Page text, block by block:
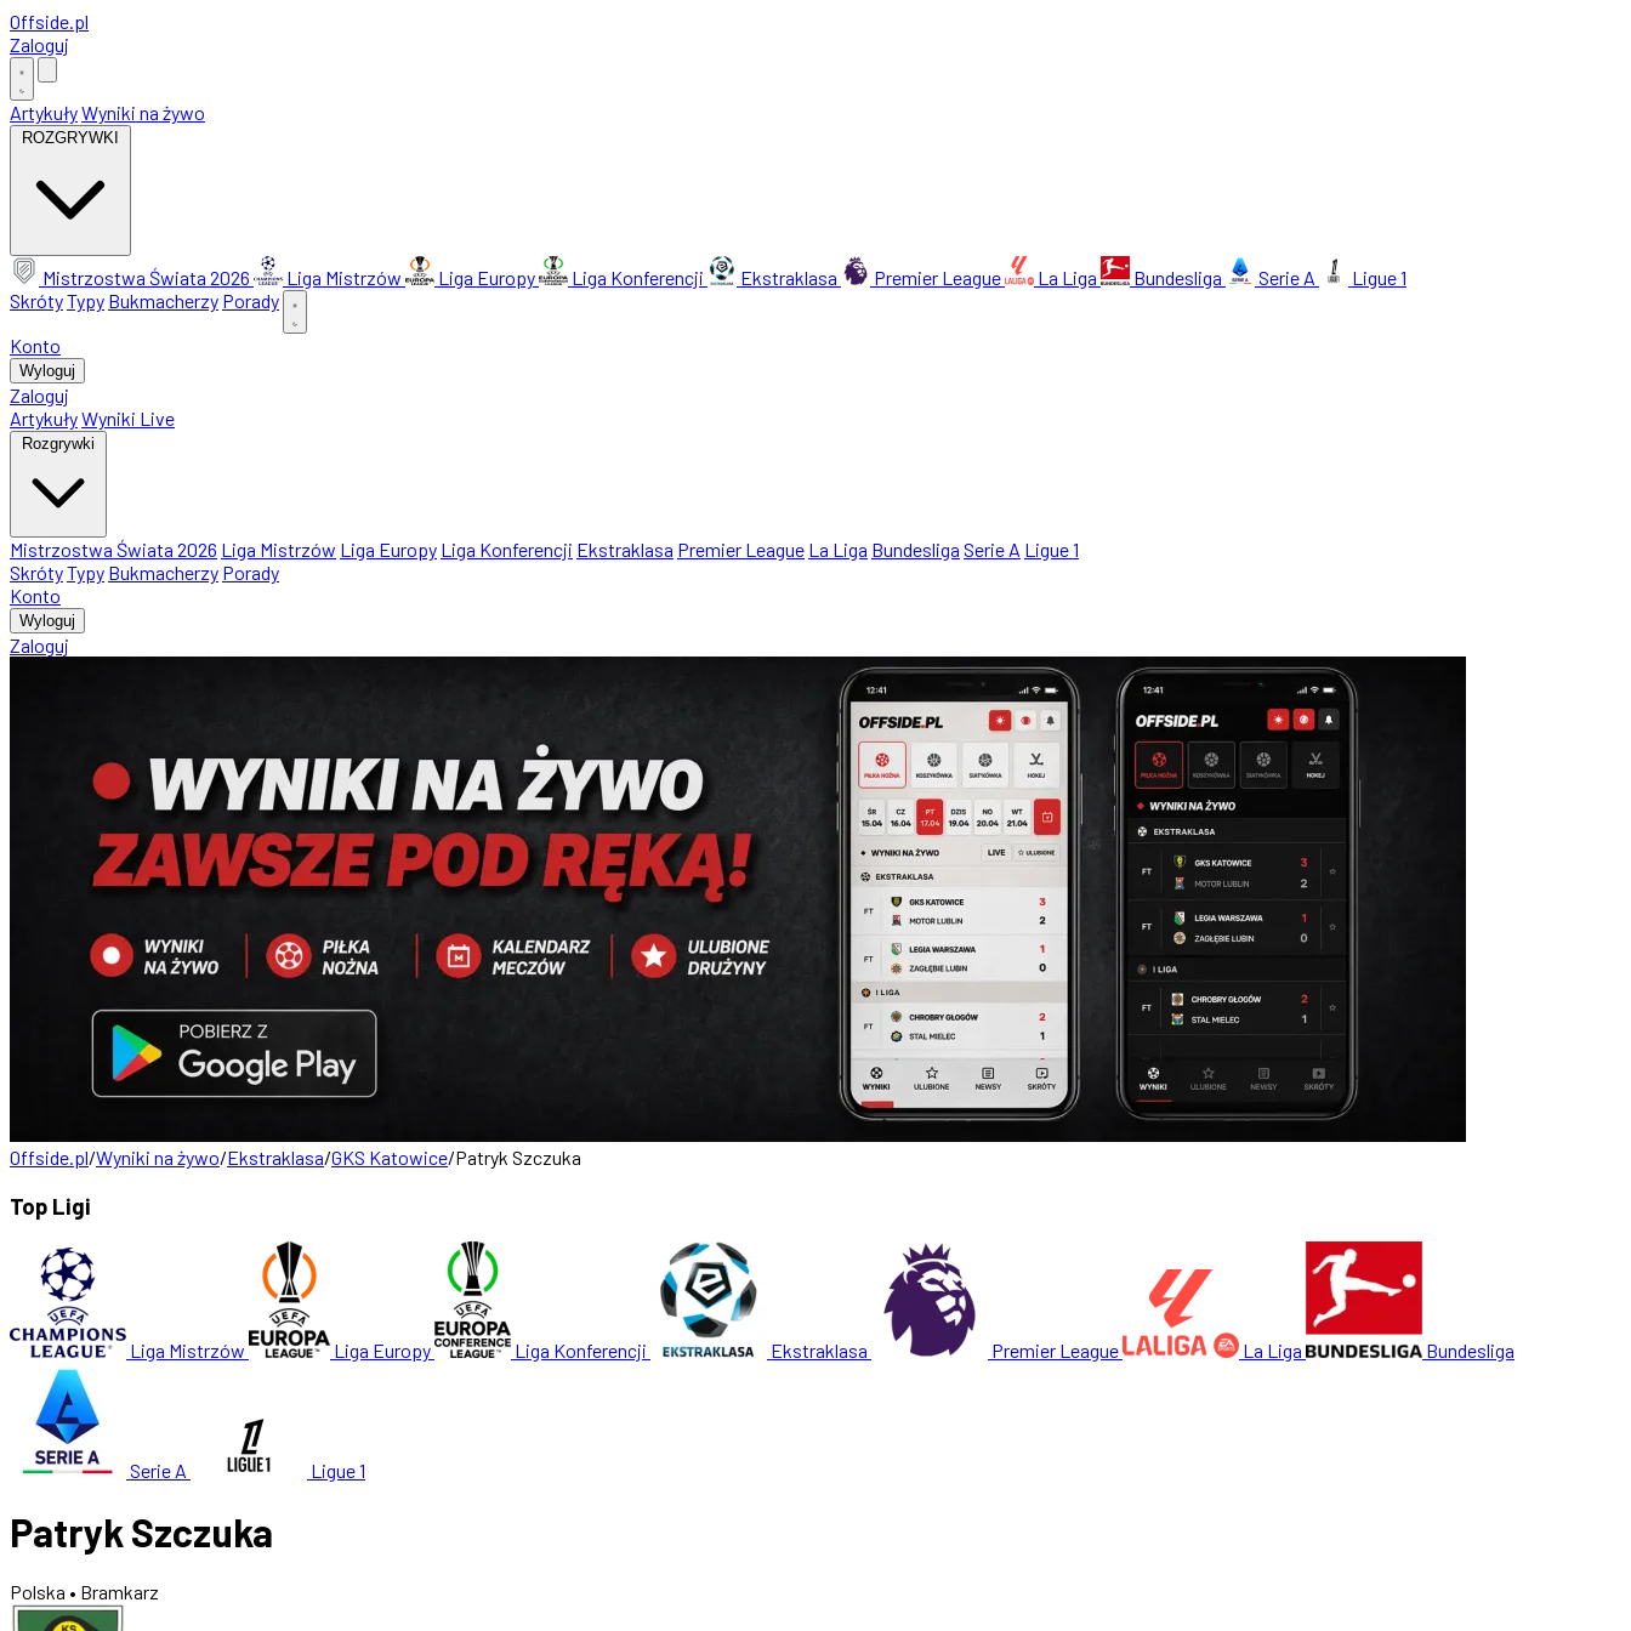
Offside.pl
Zaloguj
ArtykułyWyniki na żywo
ROZGRYWKI
Mistrzostwa Świata 2026 Liga Mistrzów Liga Europy Liga Konferencji Ekstraklasa Premier League La Liga Bundesliga Serie A
Ligue 1
SkrótyTypy Bukmacherzy Porady
Konto
Wyloguj
Zaloguj
ArtykułyWyniki Live
Rozgrywki
Mistrzostwa Świata 2026 Liga Mistrzów Liga Europy Liga Konferencji Ekstraklasa Premier League La Liga Bundesliga Serie A Ligue 1
SkrótyTypy Bukmacherzy Porady
Konto
Wyloguj
Zaloguj
Offside.pl/Wyniki na żywo/Ekstraklasa/GKS Katowice/Patryk Szczuka
Top Ligi
Liga Mistrzów Liga Europy Liga Konferencji Ekstraklasa Premier League La Liga Bundesliga
Serie A Ligue 1
Patryk Szczuka
Polska • Bramkarz